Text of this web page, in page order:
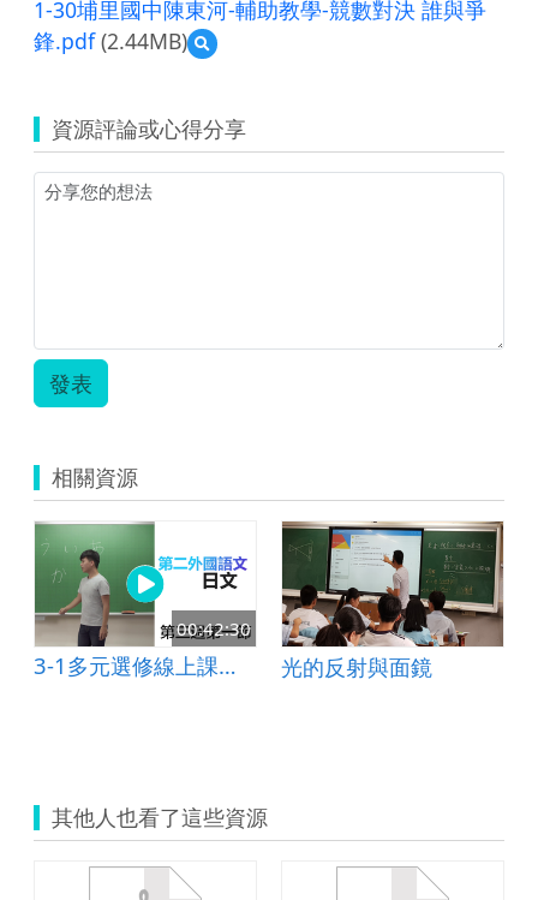
1-30埔里國中陳東河-輔助教學-競數對決 誰與爭
鋒.pdf(2.44MB)
預
覽
埔
里
國
與
資源評論或心得分享
發表
相關資源
00:42:30
3-1多元選修線上課程_日文_平假名 ら行、わ行及鼻音「ん」 光的反射與面鏡
其他人也看了這些資源